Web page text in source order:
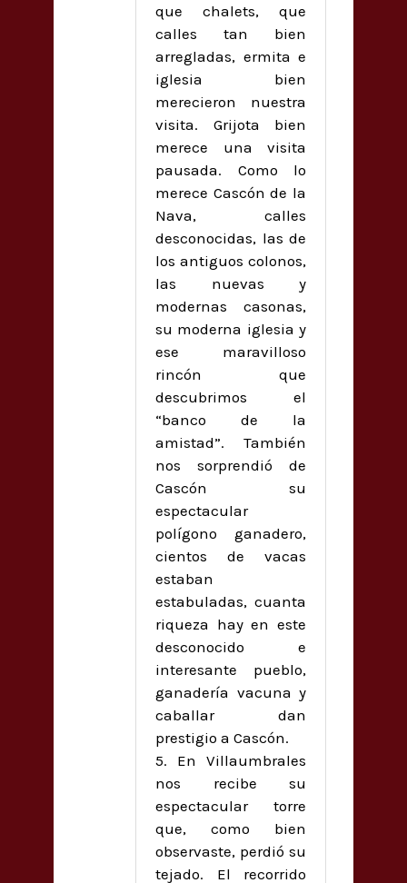
que chalets, que
calles tan bien
arregladas, ermita e
iglesia bien
merecieron nuestra
visita. Grijota bien
merece una visita
pausada. Como lo
merece Cascón de la
Nava, calles
desconocidas, las de
los antiguos colonos,
las nuevas y
modernas casonas,
su moderna iglesia y
ese maravilloso
rincón que
descubrimos el
“banco de la
amistad”. También
nos sorprendió de
Cascón su
espectacular
polígono ganadero,
cientos de vacas
estaban
estabuladas, cuanta
riqueza hay en este
desconocido e
interesante pueblo,
ganadería vacuna y
caballar dan
prestigio a Cascón.
5. En Villaumbrales
nos recibe su
espectacular torre
que, como bien
observaste, perdió su
tejado. El recorrido